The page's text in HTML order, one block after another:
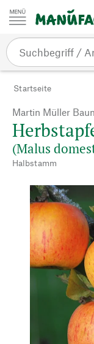
Zum Inhalt springen
Startseite
Martin Müller
(Malus
Halbstamm